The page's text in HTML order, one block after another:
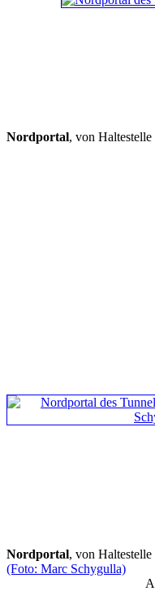
Nordportal, von
Nordportal, von
(Foto: Marc Schygulla)